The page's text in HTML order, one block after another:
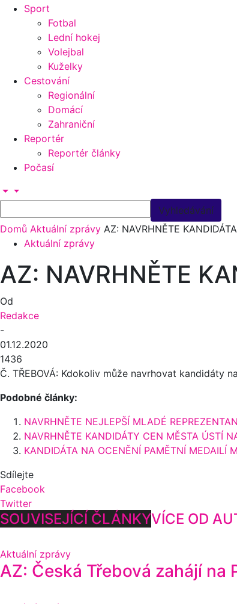
Sport
Fotbal
Lední hokej
Volejbal
Kuželky
Cestování
Regionální
Domácí
Zahraniční
Reportér
Reportér články
Počasí
Domů Aktuální zprávy AZ: NAVRHNĚTE
Aktuální zprávy
AZ: NAVRHNĚTE
Od
Redakce
-
01.12.2020
1436
Č. TŘEBOVÁ: Kdokoliv může navrhovat kandidáty
Podobné články:
NAVRHNĚTE NEJLEPŠÍ MLADÉ
NAVRHNĚTE KANDIDÁTY CEN MĚSTA ÚSTÍ
KANDIDÁTA NA OCENĚNÍ PAMĚTNÍ MEDAILÍ
Sdílejte
Facebook
Twitter
SOUVISEJÍCÍ ČLÁNKYVÍCE OD
Aktuální zprávy
AZ: Česká Třebová zahájí